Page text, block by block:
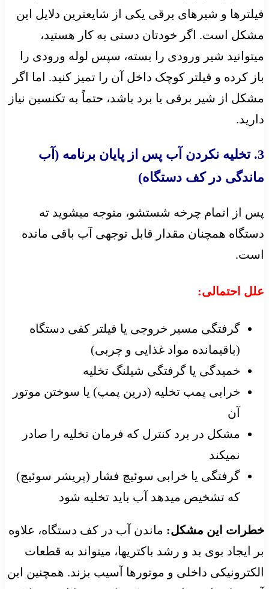
فیلترها و شیرهای برقی یکی از شایعترین دلایل این
مشکل است. اگر خودتان دستی به کار هستید،
میتوانید شیر ورودی را بسته، سپس لوله ورودی را
باز کرده و فیلتر کوچک داخل آن را تمیز کنید. اما اگر
مشکل از شیر برقی یا برد باشد، حتماً به تکنسین نیاز
دارید.
3. تخلیه نکردن آب پس از پایان برنامه (آب
ماندگی در کف دستگاه)
پس از اتمام چرخه شستشو، متوجه میشوید ته
دستگاه همچنان مقدار قابل توجهی آب باقی مانده
است.
علل احتمالی:
گرفتگی مسیر خروجی یا فیلتر کفی دستگاه
(باقیمانده مواد غذایی و چربی)
خمیدگی یا گرفتگی شیلنگ تخلیه
خرابی پمپ تخلیه (درین پمپ) یا سوختن موتور
آن
مشکل در برد کنترل که فرمان تخلیه را صادر
نمیکند
گرفتگی یا خرابی سوئیچ فشار (پریشر سوئیچ)
که تشخیص میدهد آب باید تخلیه شود
خطرات این مشکل: ماندن آب در کف دستگاه، علاوه
بر ایجاد بوی بد و رشد باکتریها، میتواند به قطعات
الکترونیکی داخلی و موتورها آسیب بزند. همچنین این